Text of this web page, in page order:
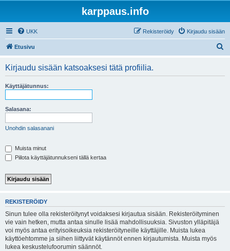
karppaus.info
UKK Kirjaudu sisään
Rekisteröidy
Etusivu
Kirjaudu sisään katsoaksesi tätä profiilia.
Käyttäjätunnus:
Salasana:
Unohdin salasanani
Muista minut
Piilota käyttäjätunnukseni tällä kertaa
REKISTERÖIDY
Sinun tulee olla rekisteröitynyt voidaksesi kirjautua sisään. Rekisteröityminen
vie vain hetken, mutta antaa sinulle lisää mahdollisuuksia. Sivuston ylläpitäjä
voi myös antaa erityisoikeuksia rekisteröityneille käyttäjille. Muista lukea
käyttöehtomme ja siihen liittyvät käytännöt ennen kirjautumista. Muista myös
lukea keskustelufoorumin säännöt.